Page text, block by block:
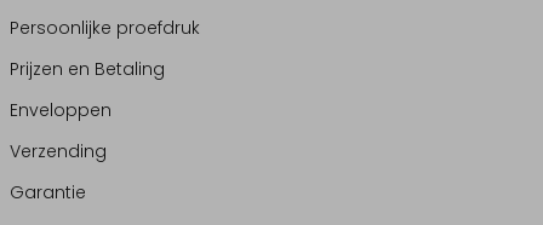
Persoonlijke proefdruk
Prijzen en Betaling
Enveloppen
Verzending
Garantie